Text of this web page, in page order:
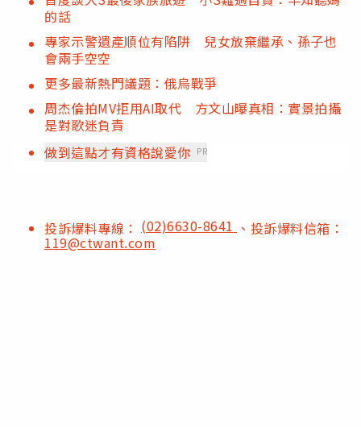
的話
專家示警遺產順位有陷阱 兒女放棄繼承、孫子也
會兩手空空
更多最新熱門議題：俄烏戰爭
周杰倫拍MV拒用AI取代 方文山曝真相：實景拍攝
是對歌迷負責
做到這點才有資格說愛你 PR
投訴爆料專線： (02)6630-8641 、投訴爆料信箱：
119@ctwant.com